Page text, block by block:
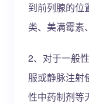
到前列腺的位
类、美满霉素
2、对于一般
服或静脉注射
性中药制剂等